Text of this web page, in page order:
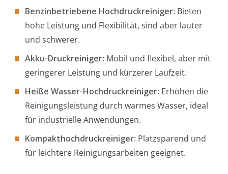
Benzinbetriebene Hochdruckreiniger: Bieten
hohe Leistung und Flexibilität, sind aber lauter
und schwerer.
Akku-Druckreiniger: Mobil und flexibel, aber mit
geringerer Leistung und kürzerer Laufzeit.
Heiße Wasser-Hochdruckreiniger: Erhöhen die
Reinigungsleistung durch warmes Wasser, ideal
für industrielle Anwendungen.
Kompakthochdruckreiniger: Platzsparend und
für leichtere Reinigungsarbeiten geeignet.